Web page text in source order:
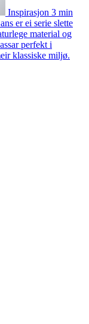
Inspirasjon 3 min
er ei serie slette
material og
perfekt i
klassiske miljø.